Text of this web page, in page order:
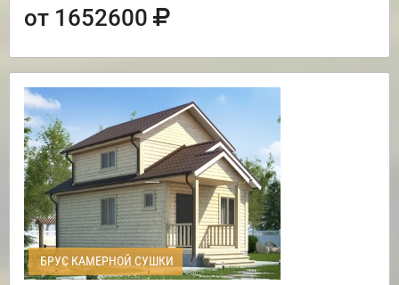
от 1652600
БРУС КАМЕРНОЙ СУШКИ